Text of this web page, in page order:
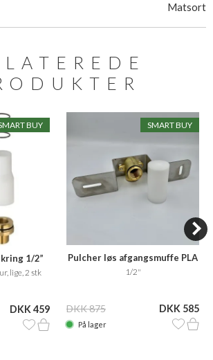
Matsort
BUY
1/2”
lige, 2 stk
DKK 459
SMART BUY
Pulcher løs afgangsmuffe PLA
1/2"
DKK 875 DKK 585
På lager